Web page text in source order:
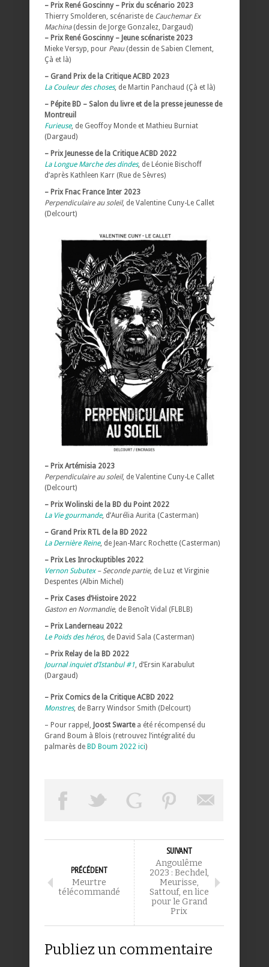
– Prix René Goscinny – Prix du scénario 2023
Thierry Smolderen, scénariste de Cauchemar Ex
Machina(dessin de Jorge Gonzalez, Dargaud)
– Prix René Goscinny – Jeune scénariste 2023
Mieke Versyp, pour Peau(dessin de Sabien Clement,
Çà et là)
– Grand Prix de la Critique ACBD 2023
La Couleur des choses, de Martin Panchaud (Çà et là)
– Pépite BD – Salon du livre et de la presse jeunesse de
Montreuil
Furieuse, de Geoffoy Monde et Mathieu Burniat
(Dargaud)
– Prix Jeunesse de la Critique ACBD 2022
La Longue Marche des dindes, de Léonie Bischoff
d’après Kathleen Karr (Rue de Sèvres)
– Prix Fnac France Inter 2023
Perpendiculaire au soleil, de Valentine Cuny-Le Callet
(Delcourt)
– Prix Artémisia 2023
Perpendiculaire au soleil, de Valentine Cuny-Le Callet
(Delcourt)
– Prix Wolinski de la BD du Point 2022
La Vie gourmande, d’Aurélia Aurita (Casterman)
– Grand Prix RTL de la BD 2022
La Dernière Reine, de Jean-Marc Rochette (Casterman)
– Prix Les Inrockuptibles 2022
Vernon Subutex– Seconde partie, de Luz et Virginie
Despentes (Albin Michel)
– Prix Cases d’Histoire 2022
Gaston en Normandie, de Benoît Vidal (FLBLB)
– Prix Landerneau 2022
Le Poids des héros, de David Sala (Casterman)
– Prix Relay de la BD 2022
Journal inquiet d’Istanbul #1 , d’Ersin Karabulut
(Dargaud)
– Prix Comics de la Critique ACBD 2022
Monstres, de Barry Windsor Smith (Delcourt)
– Pour rappel, Joost Swartea été récompensé du
Grand Boum à Blois (retrouvez l’intégralité du
palmarès de BD Boum 2022 ici)
PRÉCÉDENT
Meurtre
télécommandé
SUIVANT
Angoulême
2023 : Bechdel,
Meurisse,
Sattouf, en lice
pour le Grand
Prix
Publiez un commentaire